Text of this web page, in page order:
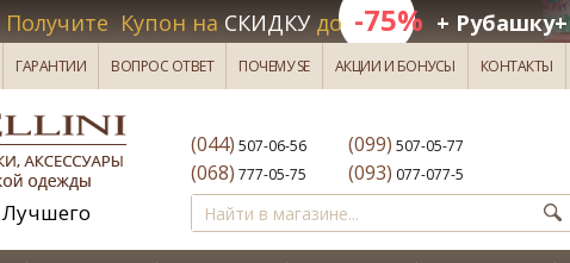
Получите Купон на СКИДКУдо -75% +
ГАРАНТИИ ВОПРОС ОТВЕТ ПОЧЕМУ SE АКЦИИ И БОНУСЫ КОНТАКТЫ
Лучшего
(044) 507-06-56 (099) 507-05-77
(068) 777-05-75 (093) 077-077-5